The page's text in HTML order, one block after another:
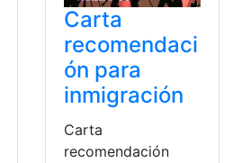
Carta
recomendaci
ón para
inmigración
Carta
recomendación